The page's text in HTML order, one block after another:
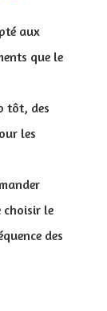
aux
que le
tôt, des
les
choisir le
des